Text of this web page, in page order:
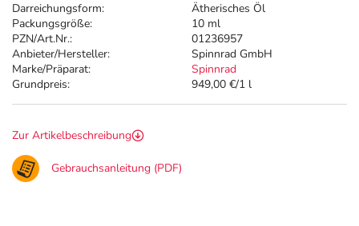
Darreichungsform:
Ätherisches Öl
Packungsgröße:
10 ml
PZN/Art.Nr.:
01236957
Anbieter/Hersteller:
Spinnrad GmbH
Marke/Präparat:
Spinnrad
Grundpreis:
949,00 €/1 l
Zur Artikelbeschreibung
Gebrauchsanleitung (PDF)